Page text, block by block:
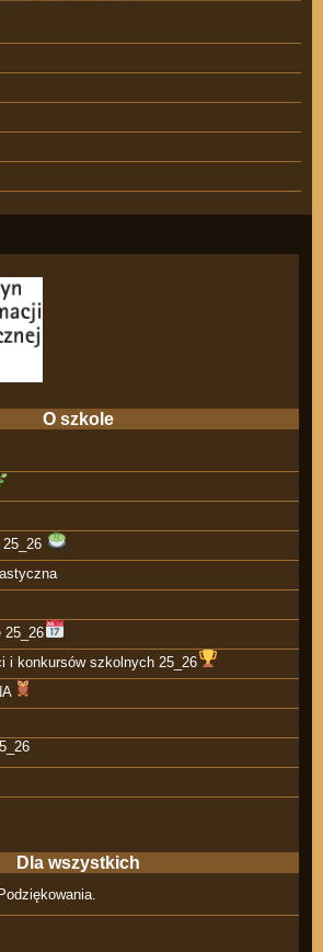
O szkole
25_26
i konkursów szkolnych 25_26
Dla wszystkich